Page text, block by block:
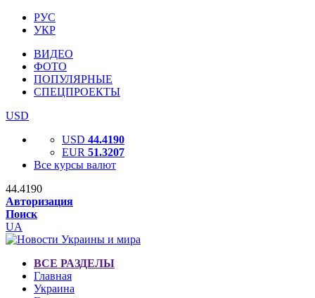
РУС
УКР
ВИДЕО
ФОТО
ПОПУЛЯРНЫЕ
СПЕЦПРОЕКТЫ
USD
USD 44.4190
EUR 51.3207
Все курсы валют
44.4190
Авторизация
Поиск
UA
ВСЕ РАЗДЕЛЫ
Главная
Украина